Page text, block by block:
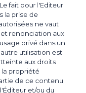
fait pour l'Editeur
la prise de
ne vaut
renonciation aux
privé dans un
utilisation est
aux droits
la propriété
de ce contenu
et/ou du